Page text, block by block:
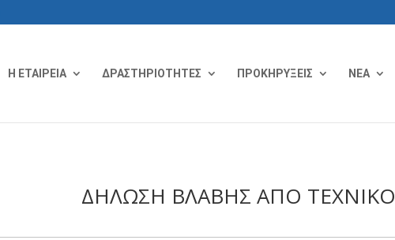
Η ΕΤΑΙΡΕΙΑ ΔΡΑΣΤΗΡΙΟΤΗΤΕΣ ΠΡΟΚΗΡΥΞΕΙΣ ΝΕΑ
ΔΗΛΩΣΗ ΒΛΑΒΗΣ ΑΠΟ ΤΕΧΝΙΚΟ